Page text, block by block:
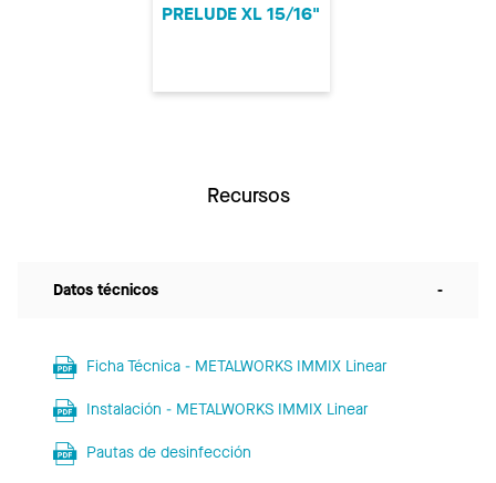
PRELUDE XL 15/16"
Recursos
Datos técnicos -
Ficha Técnica - METALWORKS IMMIX Linear
Instalación - METALWORKS IMMIX Linear
Pautas de desinfección